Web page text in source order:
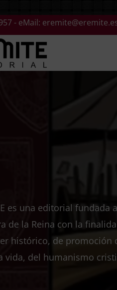
- eMail:
es una editorial
de la Reina con la
histórico, de promoción
vida, del humanismo